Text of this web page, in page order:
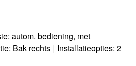
autom. bediening, met
Bak rechts | Installatieopties: 2